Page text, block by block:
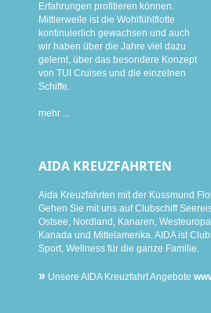
Erfahrungen profitieren können.
Mittlerweile ist die Wohlfühlflotte
kontinuierlich gewachsen und auch
wir haben über die Jahre viel dazu
gelernt, über das besondere Konzept
von TUI Cruises und die einzelnen
Schiffe.
mehr ...
AIDA KREUZFAHRTEN
Aida Kreuzfahrten mit der Kussmund
Gehen Sie mit uns auf Clubschiff
Ostsee, Nordland, Kanaren,
Kanada und Mittelamerika. AIDA ist
Sport, Wellness für die ganze Familie.
» Unsere AIDA Kreuzfahrt Angebote